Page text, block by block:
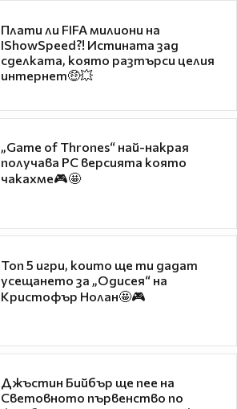
Плати ли FIFA милиони на
IShowSpeed?! Истината зад
сделката, която разтърси целия
интернет🤑💥
„Game of Thrones“ най-накрая
получава PC версията която
чакахме🎮🤩
Топ 5 игри, които ще ти дадат
усещането за „Одисея“ на
Кристофър Нолан🤩🎮
Джъстин Бийбър ще пее на
Световното първенство по